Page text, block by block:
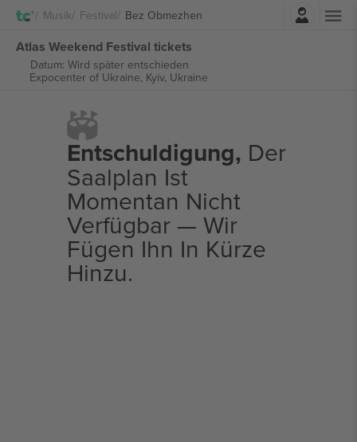
Musik Festival Bez ObmezhenEinloggen
Atlas Weekend Festival tickets
Datum: Wird später entschieden
Expocenter of Ukraine, Kyiv, Ukraine
Entschuldigung, Der
Saalplan Ist
Momentan Nicht
Verfügbar — Wir
Fügen Ihn In Kürze
Hinzu.